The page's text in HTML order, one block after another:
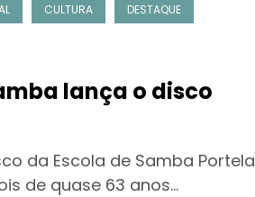
CULTURA DESTAQUE
lança o disco
da Escola de Samba Portela
de quase 63 anos…